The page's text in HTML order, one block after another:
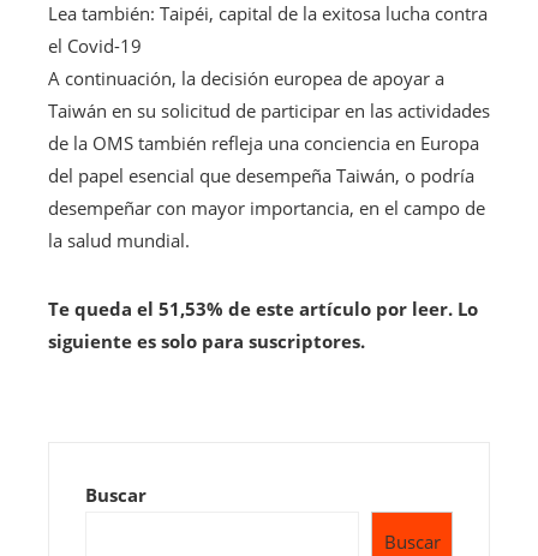
Lea también: Taipéi, capital de la exitosa lucha contra
el Covid-19
A continuación, la decisión europea de apoyar a
Taiwán en su solicitud de participar en las actividades
de la OMS también refleja una conciencia en Europa
del papel esencial que desempeña Taiwán, o podría
desempeñar con mayor importancia, en el campo de
la salud mundial.
Te queda el 51,53% de este artículo por leer. Lo
siguiente es solo para suscriptores.
Buscar
Buscar